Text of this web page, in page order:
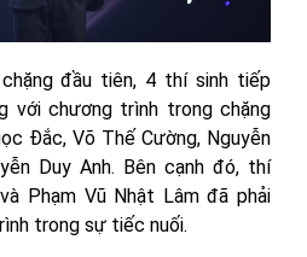
đầu tiên, 4 thí sinh tiếp
với chương trình trong chặng
Đắc, Võ Thế Cường, Nguyễn
Duy Anh. Bên cạnh đó, thí
Phạm Vũ Nhật Lâm đã phải
trong sự tiếc nuối.